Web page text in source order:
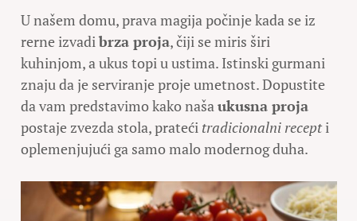
U našem domu, prava magija počinje kada se iz
rerne izvadibrza proja, čiji se miris širi
kuhinjom, a ukus topi u ustima. Istinski gurmani
znaju da je serviranje proje umetnost. Dopustite
da vam predstavimo kako naša ukusna proja
postaje zvezda stola, prateći tradicionalni recepti
oplemenjujući ga samo malo modernog duha.